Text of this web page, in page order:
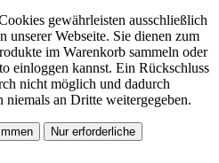
gewährleisten ausschließlich
unserer Webseite. Sie dienen zum
im Warenkorb sammeln oder
einloggen kannst. Ein Rückschluss
nicht möglich und dadurch
niemals an Dritte weitergegeben.
Nur erforderliche